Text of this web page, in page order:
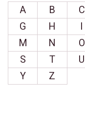
A B C
G
H I
M
N O
S
T U
Y
Z